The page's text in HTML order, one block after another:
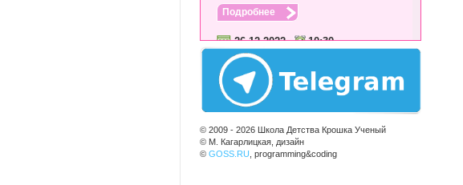
Подробнее
26.12.2022
10:30
Новогоднее представление "Новому
году быть!"
Подробнее
© 2009 - 2026 Школа Детства Крошка Ученый
© М. Кагарлицкая, дизайн
© GOSS.RU , programming&coding